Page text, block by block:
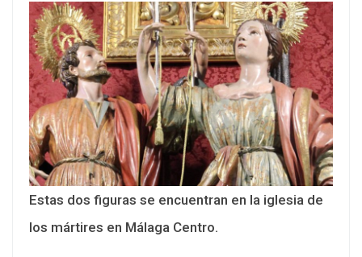
Estas dos figuras se encuentran en la iglesia de
los mártires en Málaga Centro.